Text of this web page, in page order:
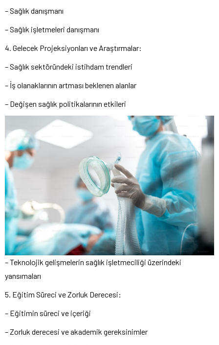
– Sağlık danışmanı
– Sağlık işletmeleri danışmanı
4. Gelecek Projeksiyonları ve Araştırmalar:
– Sağlık sektöründeki istihdam trendleri
– İş olanaklarının artması beklenen alanlar
– Değişen sağlık politikalarının etkileri
– Teknolojik gelişmelerin sağlık işletmeciliği üzerindeki
yansımaları
5. Eğitim Süreci ve Zorluk Derecesi:
– Eğitimin süreci ve içeriği
– Zorluk derecesi ve akademik gereksinimler